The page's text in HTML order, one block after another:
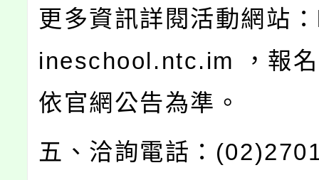
更多資訊詳閱活動網站
ineschool.ntc.im ，報
依官網公告為準。
五、洽詢電話：